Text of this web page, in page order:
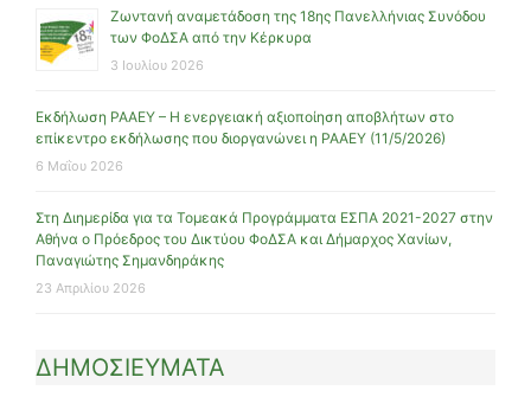
Ζωντανή αναμετάδοση της 18ης Πανελλήνιας Συνόδου
των ΦοΔΣΑ από την Κέρκυρα
3 Ιουλίου 2026
Εκδήλωση ΡΑΑΕΥ – Η ενεργειακή αξιοποίηση αποβλήτων στο
επίκεντρο εκδήλωσης που διοργανώνει η ΡΑΑΕΥ (11/5/2026)
6 Μαΐου 2026
Στη Διημερίδα για τα Τομεακά Προγράμματα ΕΣΠΑ 2021-2027 στην
Αθήνα ο Πρόεδρος του Δικτύου ΦοΔΣΑ και Δήμαρχος Χανίων,
Παναγιώτης Σημανδηράκης
23 Απριλίου 2026
ΔΗΜΟΣΙΕΥΜΑΤΑ